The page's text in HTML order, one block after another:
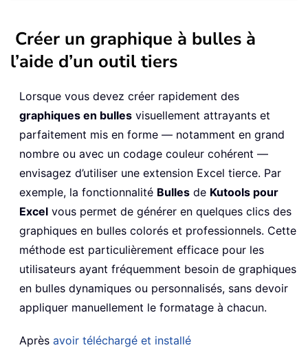
Créer un graphique à bulles à
l’aide d’un outil tiers
Lorsque vous devez créer rapidement des
graphiques en bulles visuellement attrayants et
parfaitement mis en forme — notamment en grand
nombre ou avec un codage couleur cohérent —
envisagez d’utiliser une extension Excel tierce. Par
exemple, la fonctionnalité Bulles de Kutools pour
Excel vous permet de générer en quelques clics des
graphiques en bulles colorés et professionnels. Cette
méthode est particulièrement efficace pour les
utilisateurs ayant fréquemment besoin de graphiques
en bulles dynamiques ou personnalisés, sans devoir
appliquer manuellement le formatage à chacun.
Après avoir téléchargé et installé